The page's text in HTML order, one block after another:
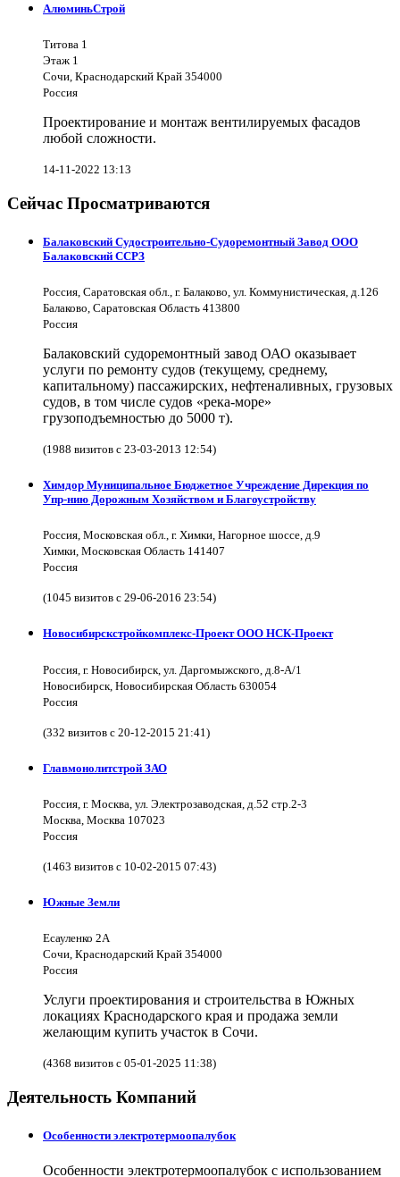
АлюминьСтрой
Титова 1
Этаж 1
Сочи, Краснодарский Край 354000
Россия
Проектирование и монтаж вентилируемых фасадов
любой сложности.
14-11-2022 13:13
Сейчас Просматриваются
Балаковский Судостроительно-Судоремонтный Завод ООО
Балаковский ССРЗ
Россия, Саратовская обл., г. Балаково, ул. Коммунистическая, д.126
Балаково, Саратовская Область 413800
Россия
Балаковский судоремонтный завод ОАО оказывает
услуги по ремонту судов (текущему, среднему,
капитальному) пассажирских, нефтеналивных, грузовых
судов, в том числе судов «река-море»
грузоподъемностью до 5000 т).
(1988 визитов с 23-03-2013 12:54)
Химдор Муниципальное Бюджетное Учреждение Дирекция по
Упр-нию Дорожным Хозяйством и Благоустройству
Россия, Московская обл., г. Химки, Нагорное шоссе, д.9
Химки, Московская Область 141407
Россия
(1045 визитов с 29-06-2016 23:54)
Новосибирскстройкомплекс-Проект ООО НСК-Проект
Россия, г. Новосибирск, ул. Даргомыжского, д.8-А/1
Новосибирск, Новосибирская Область 630054
Россия
(332 визитов с 20-12-2015 21:41)
Главмонолитстрой ЗАО
Россия, г. Москва, ул. Электрозаводская, д.52 стр.2-3
Москва, Москва 107023
Россия
(1463 визитов с 10-02-2015 07:43)
Южные Земли
Есауленко 2А
Сочи, Краснодарский Край 354000
Россия
Услуги проектирования и строительства в Южных
локациях Краснодарского края и продажа земли
желающим купить участок в Сочи.
(4368 визитов с 05-01-2025 11:38)
Деятельность Компаний
Особенности электротермоопалубок
Особенности электротермоопалубок с использованием